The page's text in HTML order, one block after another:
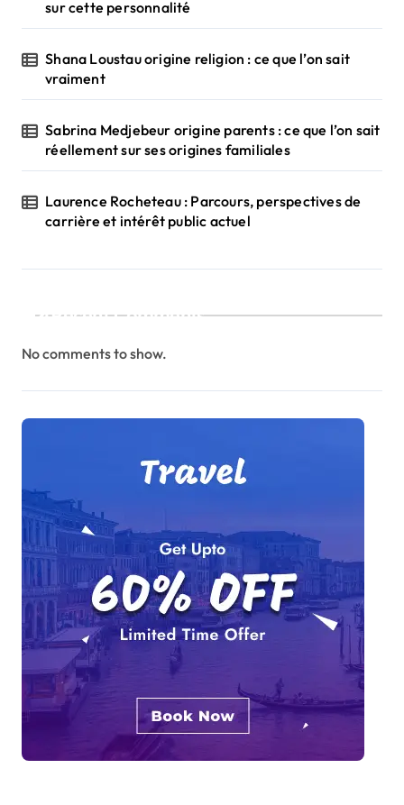
o
n
sur cette personnalité
Shana Loustau origine religion : ce que l’on sait
vraiment
Sabrina Medjebeur origine parents : ce que l’on sait
réellement sur ses origines familiales
Laurence Rocheteau : Parcours, perspectives de
carrière et intérêt public actuel
Recent Comments
No comments to show.